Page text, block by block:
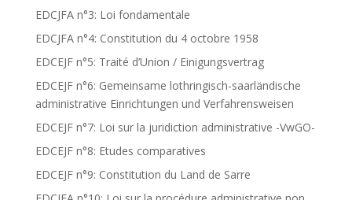
EDCJFA n°3: Loi fondamentale
EDCJFA n°4: Constitution du 4 octobre 1958
EDCEJF n°5: Traité d’Union / Einigungsvertrag
EDCEJF n°6: Gemeinsame lothringisch-saarländische
administrative Einrichtungen und Verfahrensweisen
EDCEJF n°7: Loi sur la juridiction administrative -VwGO-
EDCEJF n°8: Etudes comparatives
EDCEJF n°9: Constitution du Land de Sarre